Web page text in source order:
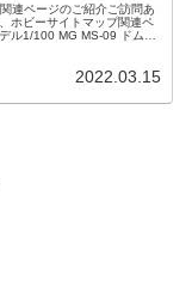
連ページのご紹介ご訪問あ
ホビーサイトマップ関連ペ
ル1/100 MG MS-09 ドム
2022.03.15